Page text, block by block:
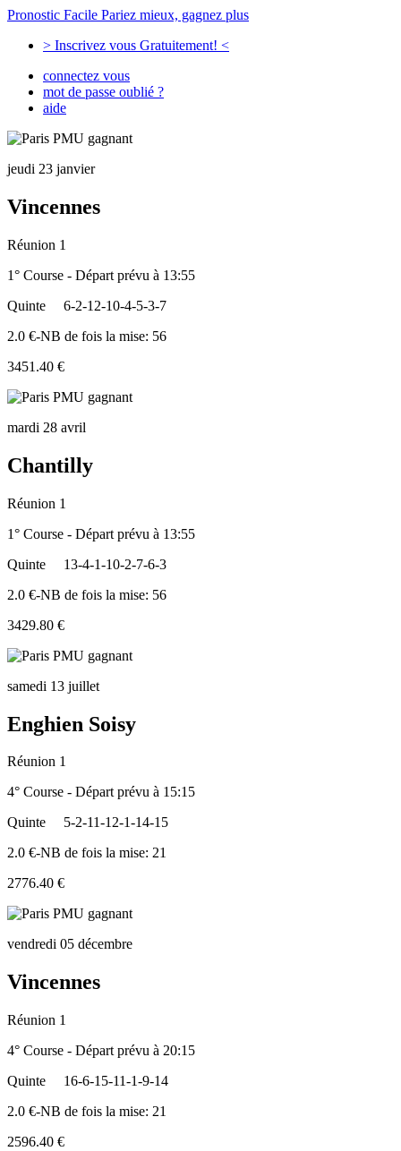
Pronostic Facile Pariez mieux, gagnez plus
> Inscrivez vous Gratuitement! <
connectez vous
mot de passe oublié ?
aide
jeudi 23 janvier
Vincennes
Réunion 1
1° Course - Départ prévu à 13:55
Quinte
6-2-12-10-4-5-3-7
2.0 €-NB de fois la mise: 56
3451.40 €
mardi 28 avril
Chantilly
Réunion 1
1° Course - Départ prévu à 13:55
Quinte
13-4-1-10-2-7-6-3
2.0 €-NB de fois la mise: 56
3429.80 €
samedi 13 juillet
Enghien Soisy
Réunion 1
4° Course - Départ prévu à 15:15
Quinte
5-2-11-12-1-14-15
2.0 €-NB de fois la mise: 21
2776.40 €
vendredi 05 décembre
Vincennes
Réunion 1
4° Course - Départ prévu à 20:15
Quinte
16-6-15-11-1-9-14
2.0 €-NB de fois la mise: 21
2596.40 €